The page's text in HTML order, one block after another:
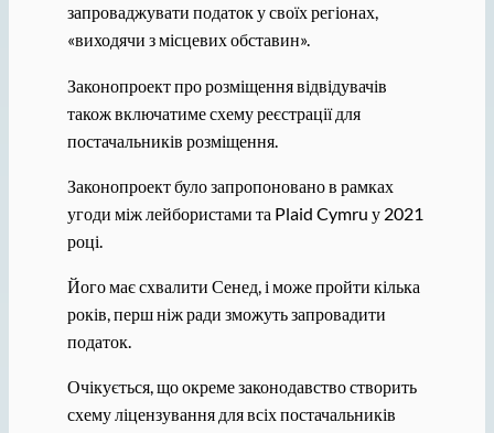
запроваджувати податок у своїх регіонах,
«виходячи з місцевих обставин».
Законопроект про розміщення відвідувачів
також включатиме схему реєстрації для
постачальників розміщення.
Законопроект було запропоновано в рамках
угоди між лейбористами та Plaid Cymru у 2021
році.
Його має схвалити Сенед, і може пройти кілька
років, перш ніж ради зможуть запровадити
податок.
Очікується, що окреме законодавство створить
схему ліцензування для всіх постачальників